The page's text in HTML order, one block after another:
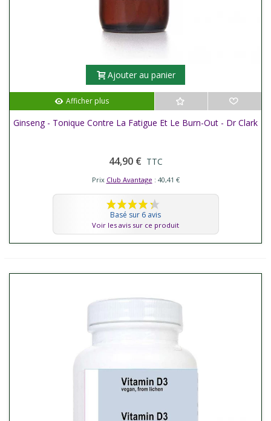
Ajouter au panier
Afficher plus
Ginseng - Tonique Contre La Fatigue Et Le Burn-Out - Dr Clark
44,90 € TTC
Prix Club Avantage : 40,41 €
Basé sur 6 avis
Voir les avis sur ce produit